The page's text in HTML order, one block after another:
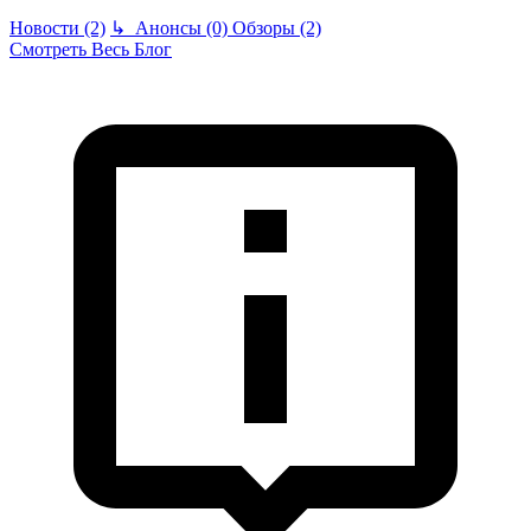
Новости (2) ↳ Анонсы (0) Обзоры (2)
Смотреть Весь Блог